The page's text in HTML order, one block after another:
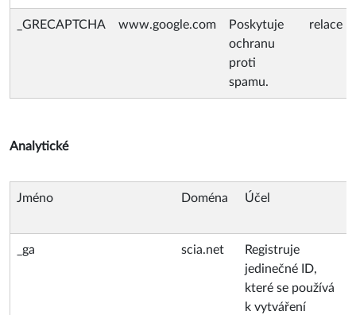
_GRECAPTCHA www.google.com
Poskytuje
ochranu
proti
spamu.
relace
Analytické
Jméno Doména Účel
_ga scia.net
Registruje
jedinečné ID,
které se používá
k vytváření